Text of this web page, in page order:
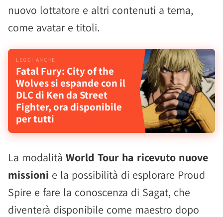
nuovo lottatore e altri contenuti a tema,
come avatar e titoli.
Fatal Fury: City of the
Wolves si espande con il
DLC di Ken da Street
Fighter, ora disponibile
per tutti
La modalità World Tour ha ricevuto nuove
missioni e la possibilità di esplorare Proud
Spire e fare la conoscenza di Sagat, che
diventerà disponibile come maestro dopo